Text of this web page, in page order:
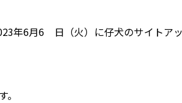
年6月6 日（火）に仔犬のサイトア